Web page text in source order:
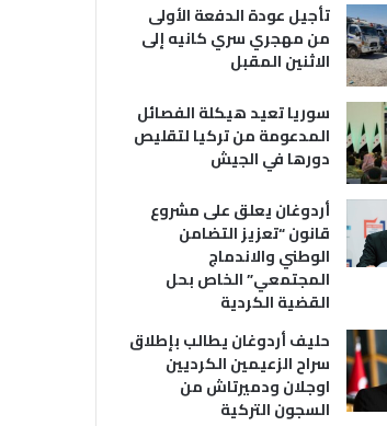
تأجيل عودة الدفعة الأولى
من مهجري سري كانيه إلى
الاثنين المقبل
سوريا تعيد هيكلة الفصائل
المدعومة من تركيا لتقليص
دورها في الجيش
أردوغان يعلق على مشروع
قانون “تعزيز التضامن
الوطني والاندماج
المجتمعي” الخاص بحل
القضية الكردية
حليف أردوغان يطالب بإطلاق
سراح الزعيمين الكرديين
اوجلان ودميرتاش من
السجون التركية